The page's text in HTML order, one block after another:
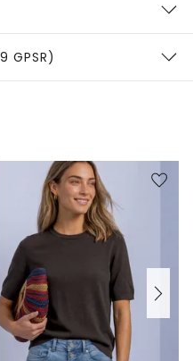
GPSR)